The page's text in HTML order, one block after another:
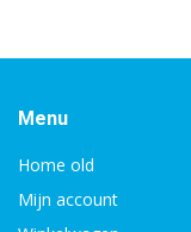
Menu
Home old
Mijn account